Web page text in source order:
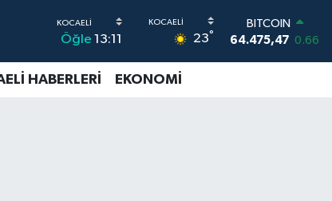
Öğle 13:11 23°
DOLAR
47,5971 0.05
HABERLERİ EKONOMİ